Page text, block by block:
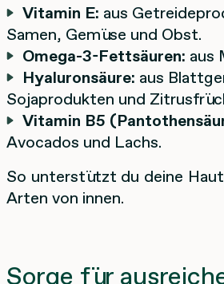
Vitamin E: aus
Samen, Gemüse und Obst.
Omega-3-Fettsäuren: aus
Hyaluronsäure: aus
Sojaprodukten und
Vitamin B5
Avocados und Lachs.
So unterstützt du deine
Arten von innen.
Sorge für